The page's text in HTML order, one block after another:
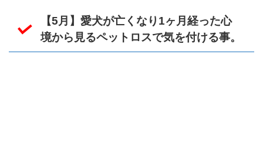
【5月】愛犬が亡くなり1ヶ月経った心
境から見るペットロスで気を付ける事。